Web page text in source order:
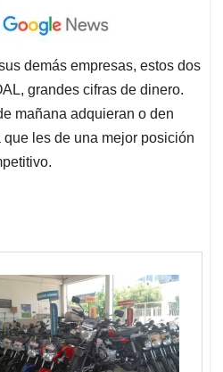
demás empresas, estos dos
grandes cifras de dinero.
mañana adquieran o den
les de una mejor posición